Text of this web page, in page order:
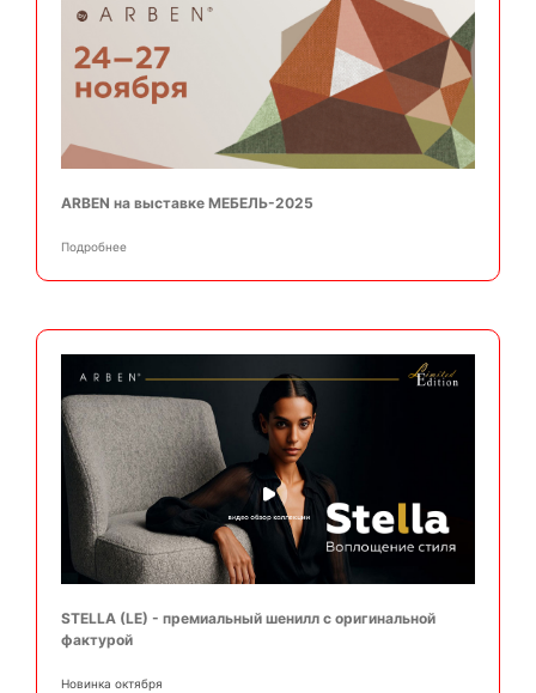
ARBEN на выставке МЕБЕЛЬ-2025
Подробнее
STELLA (LE) - премиальный шенилл с оригинальной
фактурой
Новинка октября